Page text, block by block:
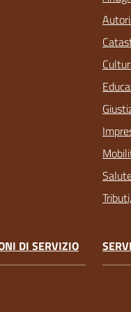
DI SERVIZIO